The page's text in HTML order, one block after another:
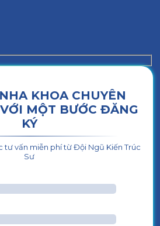
KHOA CHUYÊN
MỘT BƯỚC ĐĂNG
KÝ
vấn miễn phí từ Đội Ngũ Kiến Trúc
Sư